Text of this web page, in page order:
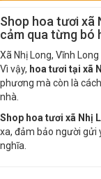
Shop hoa tươi xã
cảm qua từng bó
Xã Nhị Long, Vĩnh
Vì vậy, hoa tươi tại xã
phương mà còn là
nhà.
Shop hoa tươi xã Nhị
xa, đảm bảo người gửi
nghĩa.